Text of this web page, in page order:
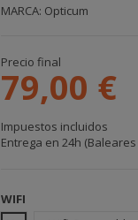
MARCA: Opticum
Precio final
79,00 €
Impuestos incluidos
Entrega en 24h
WIFI